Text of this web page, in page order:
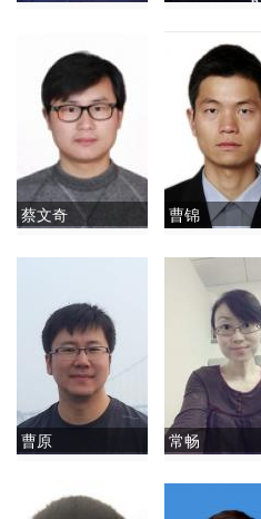
蔡文奇 曹锦
曹原 常畅